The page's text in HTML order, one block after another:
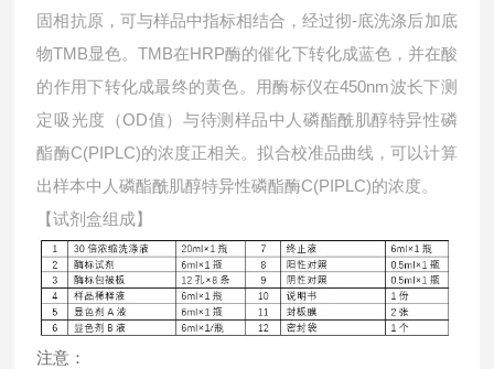
固相抗原，可与样品中指标相结合，经过彻-底洗涤后加底
物TMB显色。TMB在HRP酶的催化下转化成蓝色，并在酸
的作用下转化成最终的黄色。用酶标仪在450nm波长下测
定吸光度（OD值）与待测样品中 人磷酯酰肌醇特异性磷
酯酶C(PIPLC)的浓度正相关。拟合校准品曲线，可以计算
出样本中 人磷酯酰肌醇特异性磷酯酶C(PIPLC)的浓度。
【试剂盒组成】
注意：